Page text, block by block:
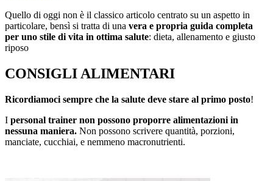
Quello di oggi non è il classico articolo centrato su un aspetto in
particolare, bensì si tratta di una vera e propria guida completa
per uno stile di vita in ottima salute: dieta, allenamento e giusto
riposo
CONSIGLI ALIMENTARI
Ricordiamoci sempre che la salute deve stare al primo posto!
I personal trainer non possono proporre alimentazioni in
nessuna maniera. Non possono scrivere quantità, porzioni,
manciate, cucchiai, e nemmeno macronutrienti.